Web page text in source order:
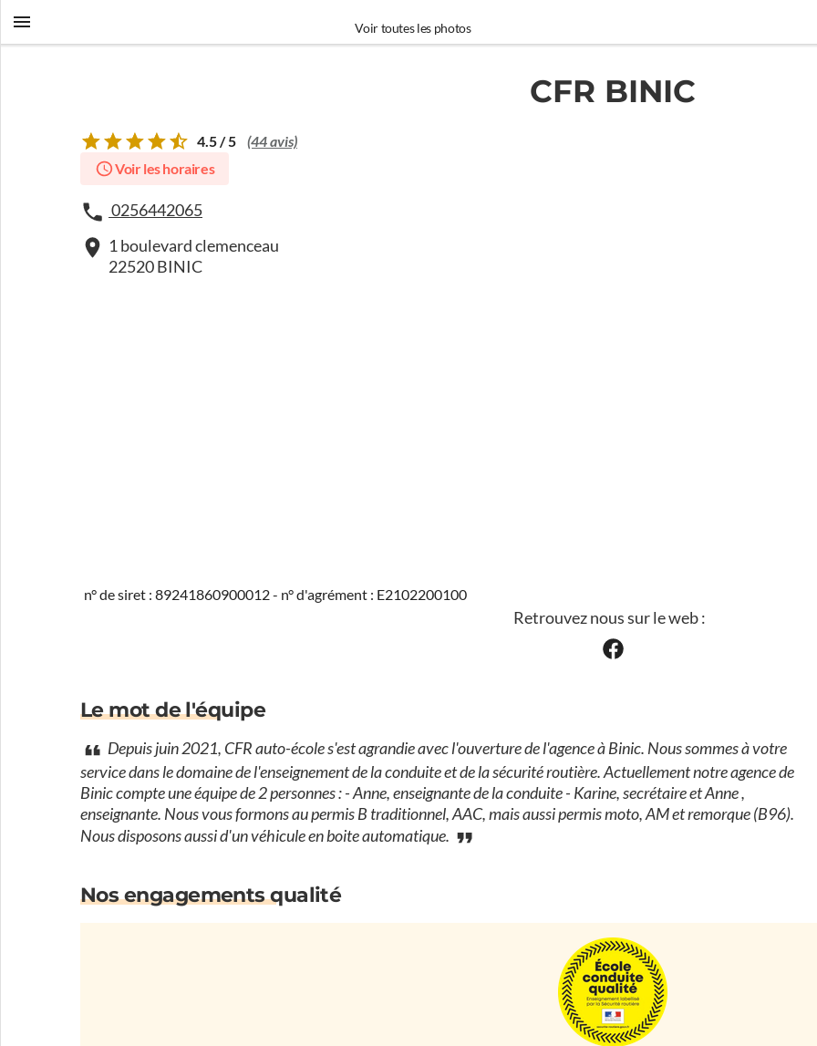
Voir toutes les photos
CFR BINIC
4.5 / 5 (44 avis)
Voir les horaires
0256442065
1 boulevard clemenceau
22520 BINIC
n° de siret : 89241860900012 - n° d'agrément : E2102200100
Retrouvez nous sur le web :
Le mot de l'équipe
Depuis juin 2021, CFR auto-école s'est agrandie avec l'ouverture de l'agence à Binic. Nous sommes à votre
service dans le domaine de l'enseignement de la conduite et de la sécurité routière. Actuellement notre agence de
Binic compte une équipe de 2 personnes : - Anne, enseignante de la conduite - Karine, secrétaire et Anne ,
enseignante. Nous vous formons au permis B traditionnel, AAC, mais aussi permis moto, AM et remorque (B96).
Nous disposons aussi d'un véhicule en boite automatique.
Nos engagements qualité